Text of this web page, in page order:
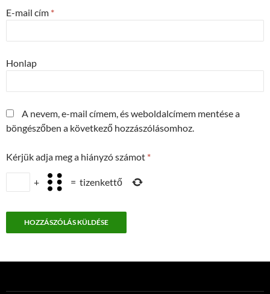
E-mail cím *
Honlap
A nevem, e-mail címem, és weboldalcímem mentése a
böngészőben a következő hozzászólásomhoz.
Kérjük adja meg a hiányzó számot *
+ = tizenkettő